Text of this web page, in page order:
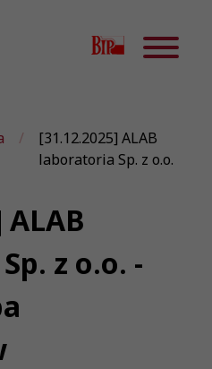
[31.12.2025] ALAB
laboratoria Sp. z o.o.
ALAB
z o.o. -